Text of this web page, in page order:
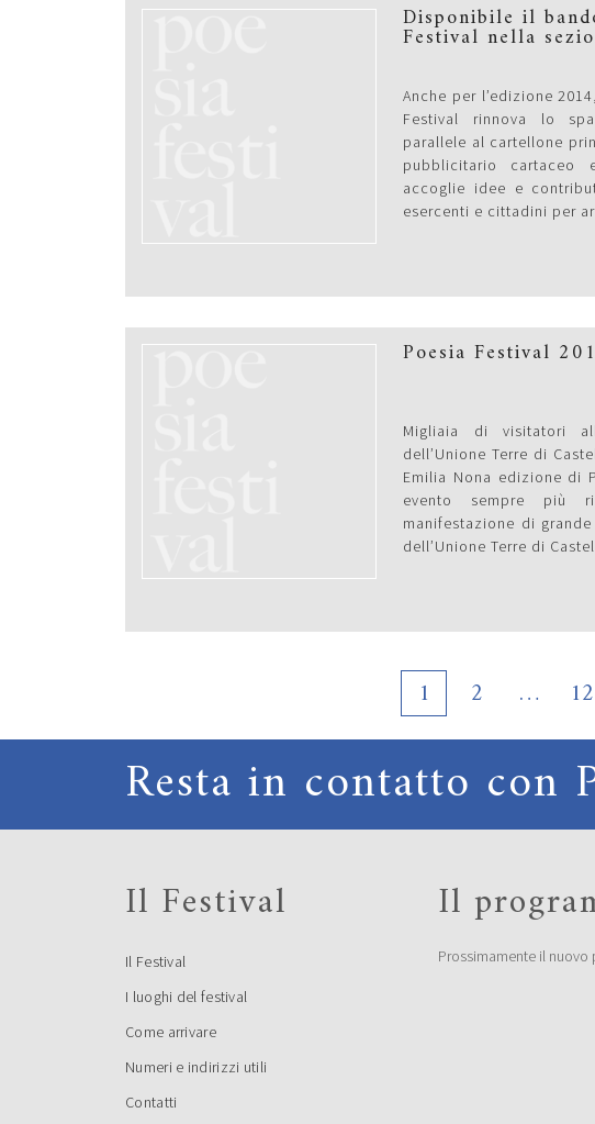
Disponibile il
Festival nella
Anche per l’edizione
Festival rinnova lo
parallele al cartellone
pubblicitario cartaceo
accoglie idee e
esercenti e cittadini per
Poesia Festival
Migliaia di visitatori
dell’Unione Terre di
Emilia Nona edizione di
evento sempre più
manifestazione di
dell’Unione Terre di
1 2 … 12
Resta in contatto con
Il Festival
Il Festival
I luoghi del festival
Come arrivare
Numeri e indirizzi utili
Contatti
Il
Prossimamente il nuovo